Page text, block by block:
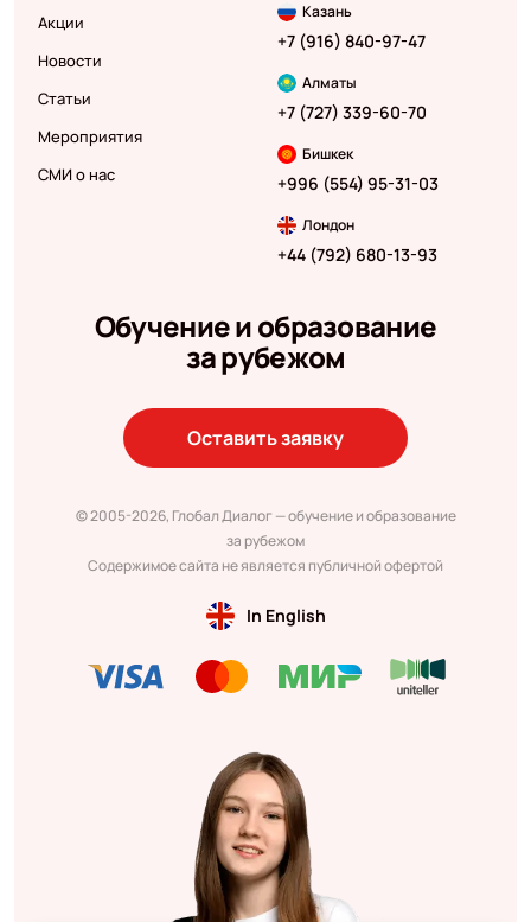
Акции
Новости
Статьи
Мероприятия
СМИ о нас
Казань
+7 (916) 840-97-47
Алматы
+7 (727) 339-60-70
Бишкек
+996 (554) 95-31-03
Лондон
+44 (792) 680-13-93
Обучение и образование
за рубежом
Оставить заявку
© 2005-2026, Глобал Диалог — обучение и образование
за рубежом
Содержимое сайта не является публичной офертой
In English